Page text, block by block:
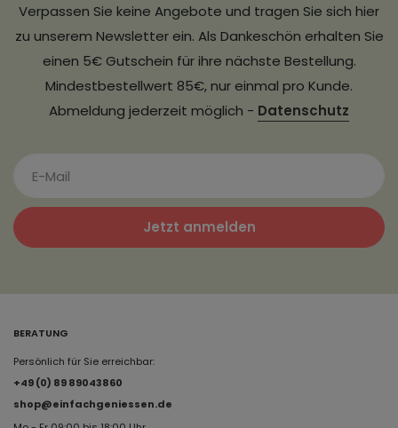
Verpassen Sie keine Angebote und tragen Sie sich hier
zu unserem Newsletter ein. Als Dankeschön erhalten Sie
einen 5€ Gutschein für ihre nächste Bestellung.
Mindestbestellwert 85€, nur einmal pro Kunde.
Abmeldung jederzeit möglich - Datenschutz
Jetzt anmelden
BERATUNG
Persönlich für Sie erreichbar:
+49 (0) 89 89043860
shop@einfachgeniessen.de